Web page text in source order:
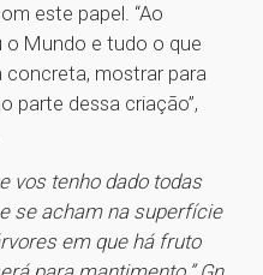
este papel. “Ao
o Mundo e tudo o que
concreta, mostrar para
parte dessa criação”,
vos tenho dado todas
se acham na superfície
em que há fruto